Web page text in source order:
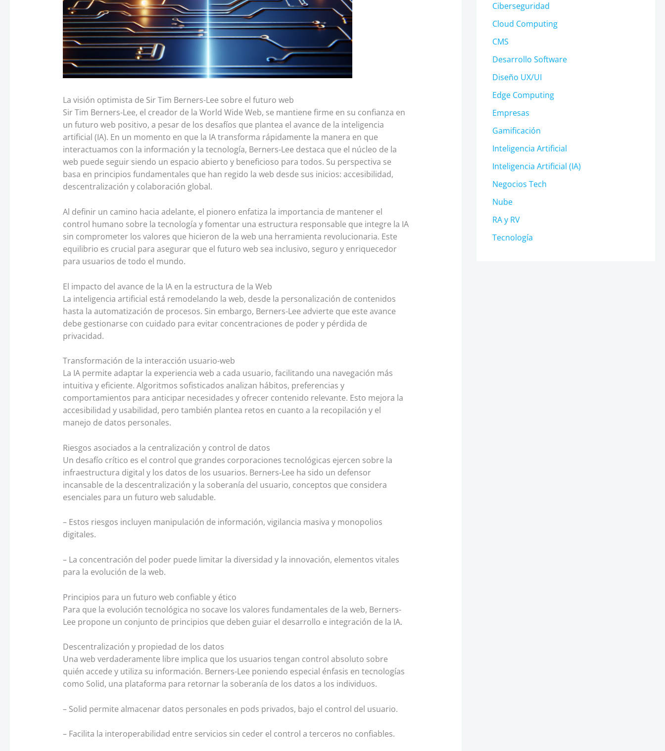
La visión optimista de Sir Tim Berners-Lee sobre el futuro web
Sir Tim Berners-Lee, el creador de la World Wide Web, se mantiene firme en su confianza en
un futuro web positivo, a pesar de los desafíos que plantea el avance de la inteligencia
artificial (IA). En un momento en que la IA transforma rápidamente la manera en que
interactuamos con la información y la tecnología, Berners-Lee destaca que el núcleo de la
web puede seguir siendo un espacio abierto y beneficioso para todos. Su perspectiva se
basa en principios fundamentales que han regido la web desde sus inicios: accesibilidad,
descentralización y colaboración global.
Al definir un camino hacia adelante, el pionero enfatiza la importancia de mantener el
control humano sobre la tecnología y fomentar una estructura responsable que integre la IA
sin comprometer los valores que hicieron de la web una herramienta revolucionaria. Este
equilibrio es crucial para asegurar que el futuro web sea inclusivo, seguro y enriquecedor
para usuarios de todo el mundo.
El impacto del avance de la IA en la estructura de la Web
La inteligencia artificial está remodelando la web, desde la personalización de contenidos
hasta la automatización de procesos. Sin embargo, Berners-Lee advierte que este avance
debe gestionarse con cuidado para evitar concentraciones de poder y pérdida de
privacidad.
Transformación de la interacción usuario-web
La IA permite adaptar la experiencia web a cada usuario, facilitando una navegación más
intuitiva y eficiente. Algoritmos sofisticados analizan hábitos, preferencias y
comportamientos para anticipar necesidades y ofrecer contenido relevante. Esto mejora la
accesibilidad y usabilidad, pero también plantea retos en cuanto a la recopilación y el
manejo de datos personales.
Riesgos asociados a la centralización y control de datos
Un desafío crítico es el control que grandes corporaciones tecnológicas ejercen sobre la
infraestructura digital y los datos de los usuarios. Berners-Lee ha sido un defensor
incansable de la descentralización y la soberanía del usuario, conceptos que considera
esenciales para un futuro web saludable.
– Estos riesgos incluyen manipulación de información, vigilancia masiva y monopolios
digitales.
– La concentración del poder puede limitar la diversidad y la innovación, elementos vitales
para la evolución de la web.
Principios para un futuro web confiable y ético
Para que la evolución tecnológica no socave los valores fundamentales de la web, Berners-
Lee propone un conjunto de principios que deben guiar el desarrollo e integración de la IA.
Descentralización y propiedad de los datos
Una web verdaderamente libre implica que los usuarios tengan control absoluto sobre
quién accede y utiliza su información. Berners-Lee poniendo especial énfasis en tecnologías
como Solid, una plataforma para retornar la soberanía de los datos a los individuos.
– Solid permite almacenar datos personales en pods privados, bajo el control del usuario.
– Facilita la interoperabilidad entre servicios sin ceder el control a terceros no confiables.
Ciberseguridad
Cloud Computing
CMS
Desarrollo Software
Diseño UX/UI
Edge Computing
Empresas
Gamificación
Inteligencia Artificial
Inteligencia Artificial (IA)
Negocios Tech
Nube
RA y RV
Tecnología